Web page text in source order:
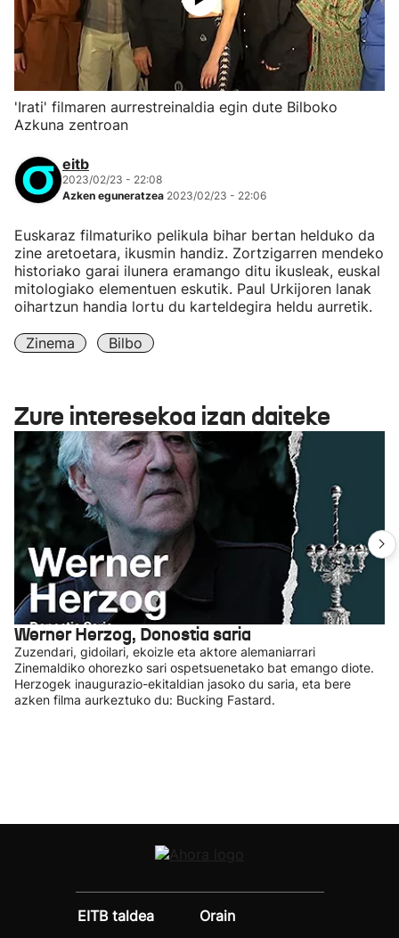
'Irati' filmaren aurrestreinaldia egin dute Bilboko
Azkuna zentroan
eitb
2023/02/23 - 22:08
Azken eguneratzea 2023/02/23 - 22:06
Euskaraz filmaturiko pelikula bihar bertan helduko da
zine aretoetara, ikusmin handiz. Zortzigarren mendeko
historiako garai ilunera eramango ditu ikusleak, euskal
mitologiako elementuen eskutik. Paul Urkijoren lanak
oihartzun handia lortu du karteldegira heldu aurretik.
Zinema Bilbo
Zure interesekoa izan daiteke
Werner Herzog, Donostia saria
Zuzendari, gidoilari, ekoizle eta aktore alemaniarrari
Zinemaldiko ohorezko sari ospetsuenetako bat emango diote.
Herzogek inaugurazio-ekitaldian jasoko du saria, eta bere
azken filma aurkeztuko du: Bucking Fastard.
EITB taldea
Orain